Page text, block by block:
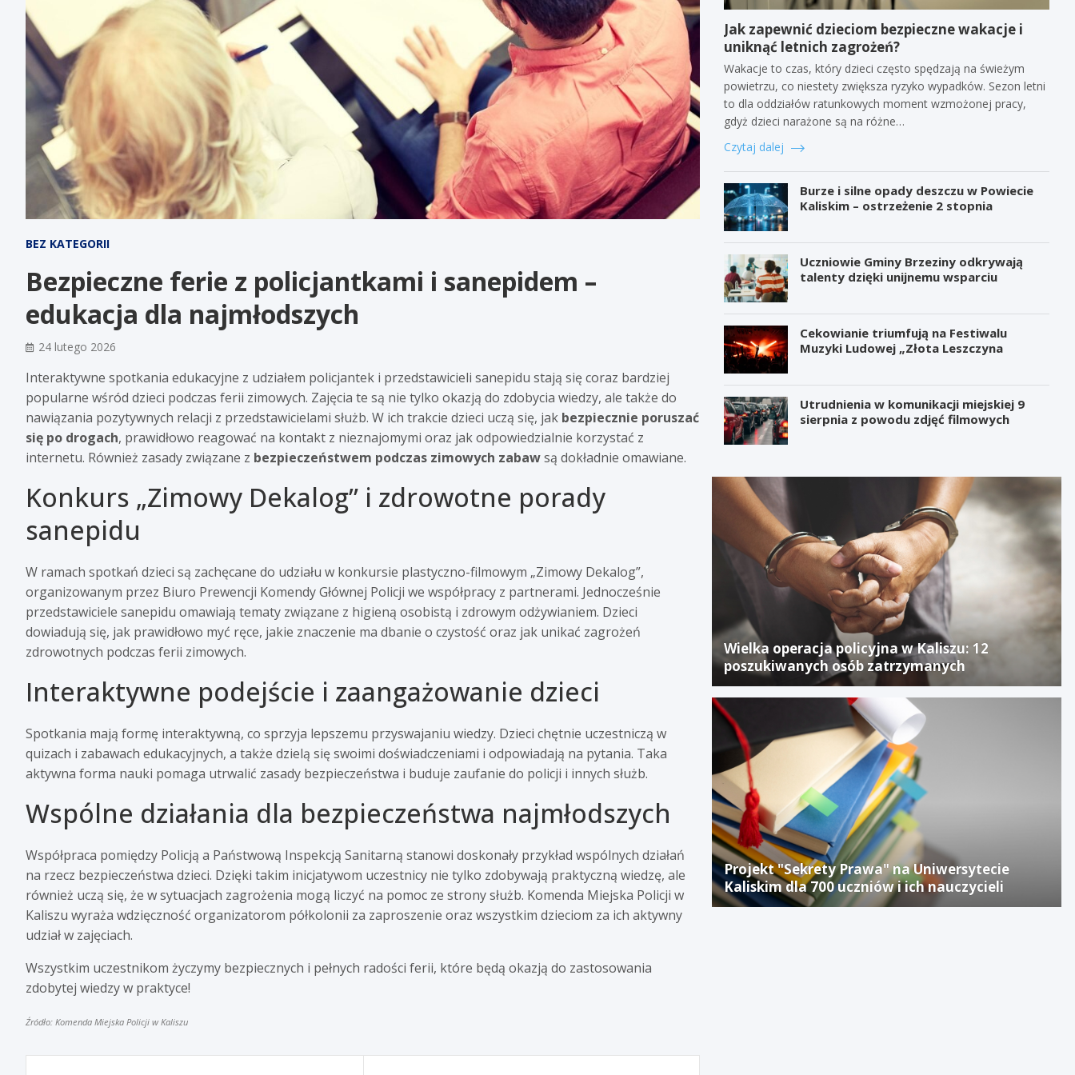
BEZ KATEGORII
Bezpieczne ferie z policjantkami i sanepidem –
edukacja dla najmłodszych
24 lutego 2026
Interaktywne spotkania edukacyjne z udziałem policjantek i przedstawicieli sanepidu stają się coraz bardziej
popularne wśród dzieci podczas ferii zimowych. Zajęcia te są nie tylko okazją do zdobycia wiedzy, ale także do
nawiązania pozytywnych relacji z przedstawicielami służb. W ich trakcie dzieci uczą się, jak bezpiecznie poruszać
się po drogach, prawidłowo reagować na kontakt z nieznajomymi oraz jak odpowiedzialnie korzystać z
internetu. Również zasady związane z bezpieczeństwem podczas zimowych zabawsą dokładnie omawiane.
Konkurs „Zimowy Dekalog” i zdrowotne porady
sanepidu
W ramach spotkań dzieci są zachęcane do udziału w konkursie plastyczno-filmowym „Zimowy Dekalog”,
organizowanym przez Biuro Prewencji Komendy Głównej Policji we współpracy z partnerami. Jednocześnie
przedstawiciele sanepidu omawiają tematy związane z higieną osobistą i zdrowym odżywianiem. Dzieci
dowiadują się, jak prawidłowo myć ręce, jakie znaczenie ma dbanie o czystość oraz jak unikać zagrożeń
zdrowotnych podczas ferii zimowych.
Interaktywne podejście i zaangażowanie dzieci
Spotkania mają formę interaktywną, co sprzyja lepszemu przyswajaniu wiedzy. Dzieci chętnie uczestniczą w
quizach i zabawach edukacyjnych, a także dzielą się swoimi doświadczeniami i odpowiadają na pytania. Taka
aktywna forma nauki pomaga utrwalić zasady bezpieczeństwa i buduje zaufanie do policji i innych służb.
Wspólne działania dla bezpieczeństwa najmłodszych
Współpraca pomiędzy Policją a Państwową Inspekcją Sanitarną stanowi doskonały przykład wspólnych działań
na rzecz bezpieczeństwa dzieci. Dzięki takim inicjatywom uczestnicy nie tylko zdobywają praktyczną wiedzę, ale
również uczą się, że w sytuacjach zagrożenia mogą liczyć na pomoc ze strony służb. Komenda Miejska Policji w
Kaliszu wyraża wdzięczność organizatorom półkolonii za zaproszenie oraz wszystkim dzieciom za ich aktywny
udział w zajęciach.
Wszystkim uczestnikom życzymy bezpiecznych i pełnych radości ferii, które będą okazją do zastosowania
zdobytej wiedzy w praktyce!
Źródło: Komenda Miejska Policji w Kaliszu
Jak zapewnić dzieciom bezpieczne wakacje i
uniknąć letnich zagrożeń?
Wakacje to czas, który dzieci często spędzają na świeżym
powietrzu, co niestety zwiększa ryzyko wypadków. Sezon letni
to dla oddziałów ratunkowych moment wzmożonej pracy,
gdyż dzieci narażone są na różne…
Czytaj dalej
Burze i silne opady deszczu w Powiecie
Kaliskim – ostrzeżenie 2 stopnia
Uczniowie Gminy Brzeziny odkrywają
talenty dzięki unijnemu wsparciu
Cekowianie triumfują na Festiwalu
Muzyki Ludowej „Złota Leszczyna
Utrudnienia w komunikacji miejskiej 9
sierpnia z powodu zdjęć filmowych
Wielka operacja policyjna w Kaliszu: 12
poszukiwanych osób zatrzymanych
Projekt "Sekrety Prawa" na Uniwersytecie
Kaliskim dla 700 uczniów i ich nauczycieli